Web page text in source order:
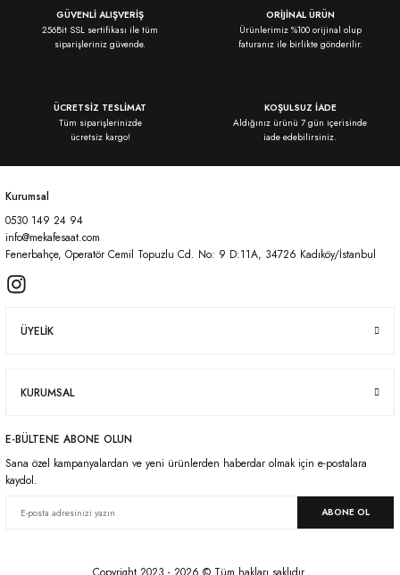
Ürün resmi kalitesiz, bozuk veya görüntülenemiyor.
Ürün açıklamasında eksik bilgiler bulunuyor.
Bu ürüne benzer farklı alternatifler olmalı.
GÜVENLİ ALIŞVERİŞ
256Bit SSL sertifikası ile tüm
siparişleriniz güvende.
ORİJİNAL ÜRÜN
Ürünlerimiz %100 orijinal olup
faturanız ile birlikte gönderilir.
ÜCRETSİZ TESLİMAT
Tüm siparişlerinizde
ücretsiz kargo!
KOŞULSUZ İADE
Aldığınız ürünü 7 gün içerisinde
iade edebilirsiniz.
Kurumsal
0530 149 24 94
info@mekafesaat.com
Fenerbahçe, Operatör Cemil Topuzlu Cd. No: 9 D:11A, 34726 Kadıköy/İstanbul
ÜYELİK
KURUMSAL
E-BÜLTENE ABONE OLUN
Sana özel kampanyalardan ve yeni ürünlerden haberdar olmak için e-postalara
kaydol.
ABONE OL
Copyright 2023 - 2026 © Tüm hakları saklıdır.